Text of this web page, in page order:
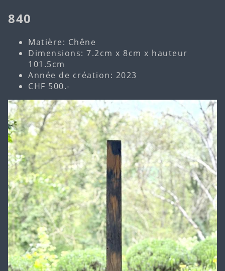
840
Matière: Chêne
Dimensions: 7.2cm x 8cm x hauteur
101.5cm
Année de création: 2023
CHF 500.-